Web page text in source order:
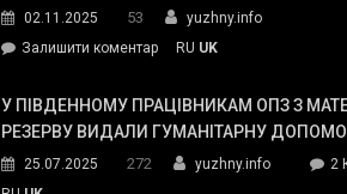
02.11.2025 53
yuzhny.info
Залишити коментарon
завойовує
симпатії
Трампа
RU UK
У ПІВДЕННОМУ ПРАЦІВНИКАМ ОПЗ З
РЕЗЕРВУ ВИДАЛИ ГУМАНІТАРНУ
25.07.2025 272 yuzhny.info 2